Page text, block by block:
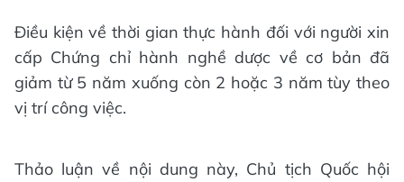
Điều kiện về thời gian thực hành đối với người xin
cấp Chứng chỉ hành nghề dược về cơ bản đã
giảm từ 5 năm xuống còn 2 hoặc 3 năm tùy theo
vị trí công việc.
Thảo luận về nội dung này, Chủ tịch Quốc hội